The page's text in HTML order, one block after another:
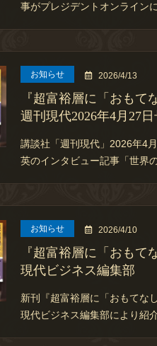
事がプレジデントオンライン
お知らせ 2026/4/13
『超富裕層に「おもて
週刊現代2026年4月27
講談社「週刊現代」2026年4
英のインタビュー記事「世界
お知らせ 2026/4/10
『超富裕層に「おもて
現代ビジネス編集部
新刊『超富裕層に「おもてな
現代ビジネス編集部により紹